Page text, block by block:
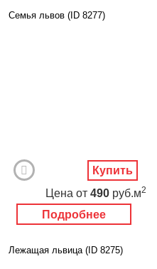
Семья львов (ID 8277)
Подробнее
Цена от 490 руб.м2
Купить
Лежащая львица (ID 8275)